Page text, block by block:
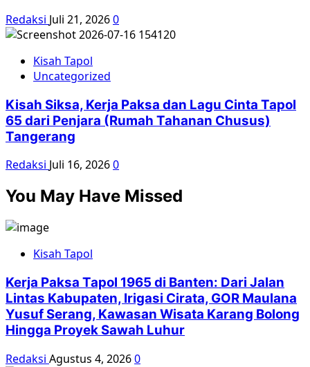
Redaksi Juli 21, 20260
Kisah Tapol
Uncategorized
Kisah Siksa, Kerja Paksa dan Lagu Cinta Tapol
65 dari Penjara (Rumah Tahanan Chusus)
Tangerang
Redaksi Juli 16, 20260
You May Have Missed
Kisah Tapol
Kerja Paksa Tapol 1965 di Banten: Dari Jalan
Lintas Kabupaten, Irigasi Cirata, GOR Maulana
Yusuf Serang, Kawasan Wisata Karang Bolong
Hingga Proyek Sawah Luhur
Redaksi Agustus 4, 20260